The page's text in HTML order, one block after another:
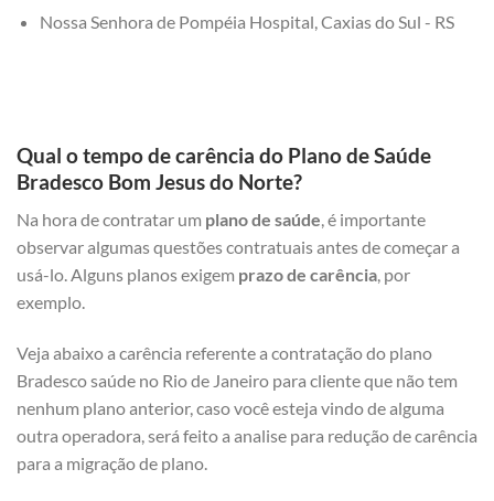
Nossa Senhora de Pompéia Hospital, Caxias do Sul - RS
Qual o tempo de carência do Plano de Saúde
Bradesco Bom Jesus do Norte?
Na hora de contratar um plano de saúde, é importante
observar algumas questões contratuais antes de começar a
usá-lo. Alguns planos exigem prazo de carência, por
exemplo.
Veja abaixo a carência referente a contratação do plano
Bradesco saúde no Rio de Janeiro para cliente que não tem
nenhum plano anterior, caso você esteja vindo de alguma
outra operadora, será feito a analise para redução de carência
para a migração de plano.